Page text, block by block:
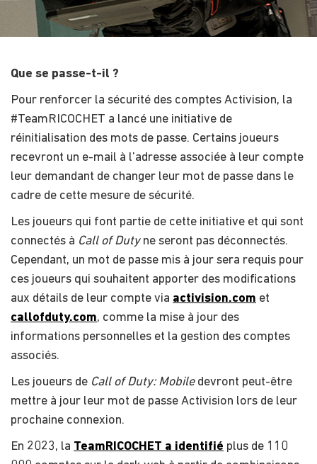
Que se passe-t-il ?
Pour renforcer la sécurité des comptes Activision, la
#TeamRICOCHET a lancé une initiative de
réinitialisation des mots de passe. Certains joueurs
recevront un e-mail à l’adresse associée à leur compte
leur demandant de changer leur mot de passe dans le
cadre de cette mesure de sécurité.
Les joueurs qui font partie de cette initiative et qui sont
connectés à Call of Dutyne seront pas déconnectés.
Cependant, un mot de passe mis à jour sera requis pour
ces joueurs qui souhaitent apporter des modifications
aux détails de leur compte via activision.com et
callofduty.com, comme la mise à jour des
informations personnelles et la gestion des comptes
associés.
Les joueurs de Call of Duty: Mobiledevront peut-être
mettre à jour leur mot de passe Activision lors de leur
prochaine connexion.
En 2023, la TeamRICOCHET a identifié plus de 110